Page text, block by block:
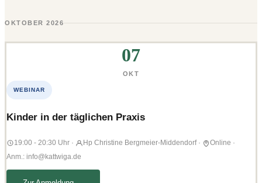
OKTOBER 2026
07
OKT
WEBINAR
Kinder in der täglichen Praxis
19:00 - 20:30 Uhr · Hp Christine Bergmeier-Middendorf· Online ·
Anm.: info@kattwiga.de